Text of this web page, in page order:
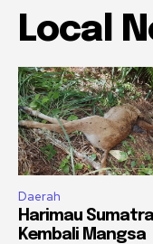
Local
Daerah
Harimau Sumatra
Kembali Mangsa